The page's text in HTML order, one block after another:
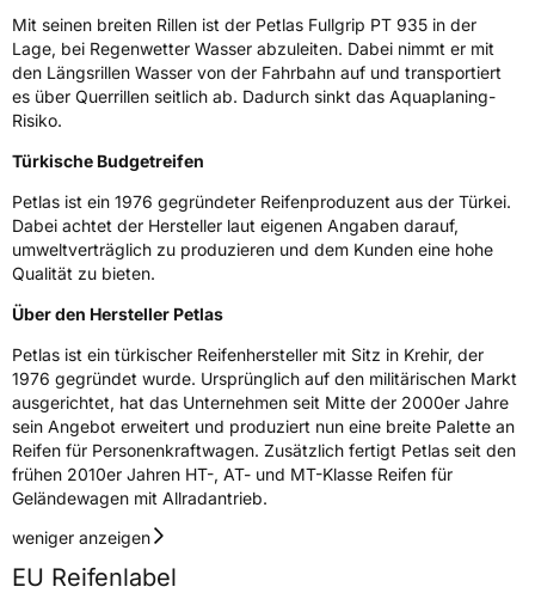
SchlauchtypTL
ZustandNeureifen
EU Label
NasshaftungA
Rollgeräusch (Klasse)
Rollgeräusch (dB)72
FahrzeugklasseC2
3PMSF / Schneeflockensymbol / Alpine-Symbol
Mit seinen breiten Rillen ist der Petlas Fullgrip PT 935 in der
Lage, bei Regenwetter Wasser abzuleiten. Dabei nimmt er mit
den Längsrillen Wasser von der Fahrbahn auf und transportiert
es über Querrillen seitlich ab. Dadurch sinkt das Aquaplaning-
Risiko.
Türkische Budgetreifen
Petlas ist ein 1976 gegründeter Reifenproduzent aus der Türkei.
Dabei achtet der Hersteller laut eigenen Angaben darauf,
umweltverträglich zu produzieren und dem Kunden eine hohe
Qualität zu bieten.
Über den Hersteller Petlas
Petlas ist ein türkischer Reifenhersteller mit Sitz in Krehir, der
1976 gegründet wurde. Ursprünglich auf den militärischen Markt
ausgerichtet, hat das Unternehmen seit Mitte der 2000er Jahre
sein Angebot erweitert und produziert nun eine breite Palette an
Reifen für Personenkraftwagen. Zusätzlich fertigt Petlas seit den
frühen 2010er Jahren HT-, AT- und MT-Klasse Reifen für
Geländewagen mit Allradantrieb.
weniger anzeigen
EU Reifenlabel